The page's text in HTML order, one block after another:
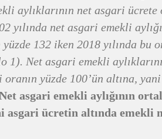
aylıklarının net asgari ücrete
yılında net asgari emekli
132 iken 2018 yılında bu
1). Net asgari emekli
oranın yüzde 100’ün altına,
asgari emekli aylığının
asgari ücretin altında emekli